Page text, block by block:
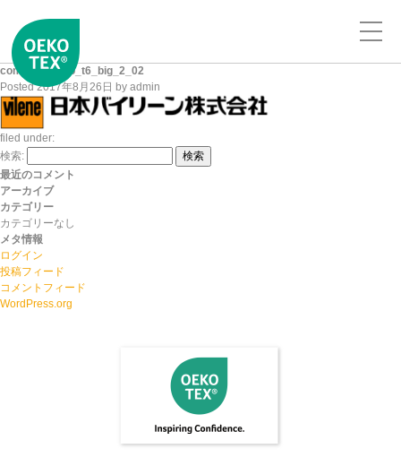
company_logo_t6_big_2_02
Posted2017年8月26日 by admin
filed under:
検索:
検索
最近のコメント
アーカイブ
カテゴリー
カテゴリーなし
メタ情報
ログイン
投稿フィード
コメントフィード
WordPress.org